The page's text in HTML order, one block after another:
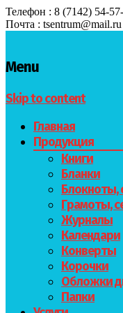
Телефон : 8 (7142) 54-
Почта : tsentrum@mail.ru
Menu
Skip to content
Главная
Продукция
Книги
Бланки
Блокноты,
Грамоты,
Журналы
Календари
Конверты
Корочки
Обложки
Папки